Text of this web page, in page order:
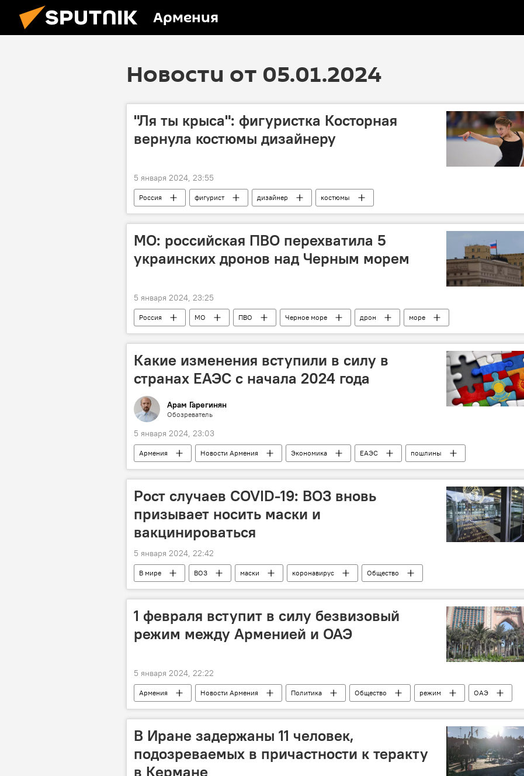
Армения
Новости от 05.01.2024
"Ля ты крыса": фигуристка Косторная
вернула костюмы дизайнеру
5 января 2024, 23:55
Россия фигурист дизайнер костюмы
МО: российская ПВО перехватила 5
украинских дронов над Черным морем
5 января 2024, 23:25
Россия МО ПВО Черное море дрон море
Какие изменения вступили в силу в
странах ЕАЭС с начала 2024 года
Арам Гарегинян
Обозреватель
5 января 2024, 23:03
Армения Новости Армения Экономика ЕАЭС
пошлины
квоты
Рост случаев COVID-19: ВОЗ вновь
призывает носить маски и
вакцинироваться
5 января 2024, 22:42
В мире ВОЗ маски коронавирус Общество
1 февраля вступит в силу безвизовый
режим между Арменией и ОАЭ
5 января 2024, 22:22
Армения Новости Армения Политика Общество режим ОАЭ
В Иране задержаны 11 человек,
подозреваемых в причастности к теракту
в Кермане